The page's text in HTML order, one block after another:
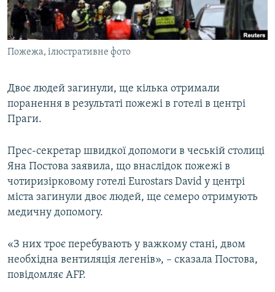
ВІДЕОУРОКИ «ELIFBE»
СВІДЧЕННЯ ОКУПАЦІЇ
УКРАЇНСЬКА ПРОБЛЕМА КРИМУ
Русский
Qırımtatar
Пожежа, ілюстративне фото
Двоє людей загинули, ще кілька отримали
поранення в результаті пожежі в готелі в центрі
Праги.
Прес-секретар швидкої допомоги в чеській столиці
Яна Постова заявила, що внаслідок пожежі в
чотиризірковому готелі Eurostars David у центрі
міста загинули двоє людей, ще семеро отримують
медичну допомогу.
«З них троє перебувають у важкому стані, двом
необхідна вентиляція легенів», – сказала Постова,
повідомляє AFP.